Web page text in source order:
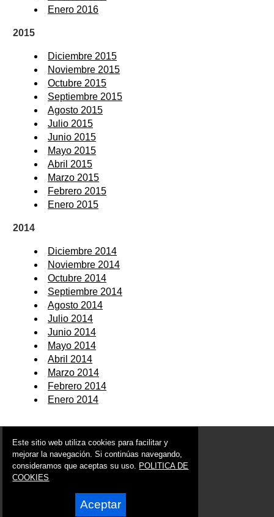
Enero 2016
2015
Diciembre 2015
Noviembre 2015
Octubre 2015
Septiembre 2015
Agosto 2015
Julio 2015
Junio 2015
Mayo 2015
Abril 2015
Marzo 2015
Febrero 2015
Enero 2015
2014
Diciembre 2014
Noviembre 2014
Octubre 2014
Septiembre 2014
Agosto 2014
Julio 2014
Junio 2014
Mayo 2014
Abril 2014
Marzo 2014
Febrero 2014
Enero 2014
© 2006 - 2026 Portal de Archena Noticias
info@portaldearchena.es
Síguenos en:
Este sitio web utiliza cookies para facilitar y
mejorar la navegación. Si continúas navegando,
consideramos que aceptas su uso. POLITICA DE
COOKIES
Aceptar